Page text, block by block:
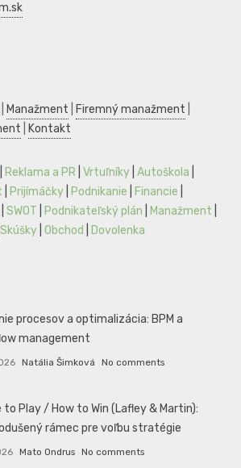
Manažment Firemný manažment
Kontakt
Reklama a PR Vrtuľníky Autoškola
Prijímáčky Podnikanie Financie
SWOT Podnikateľský plán Manažment
Skúšky Obchod Dovolenka
procesov a optimalizácia: BPM a
management
Natália Šimková No comments
to Play / How to Win (Lafley & Martin):
rámec pre voľbu stratégie
Mato Ondrus No comments